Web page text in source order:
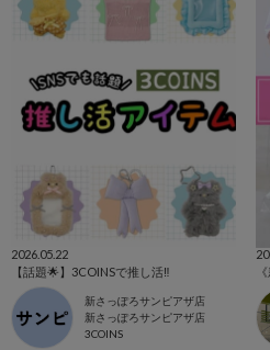
2026.05.22
【話題🌟】3COINSで推し活‼️
新さっぽろサンピアザ店
新さっぽろサンピアザ店
3COINS